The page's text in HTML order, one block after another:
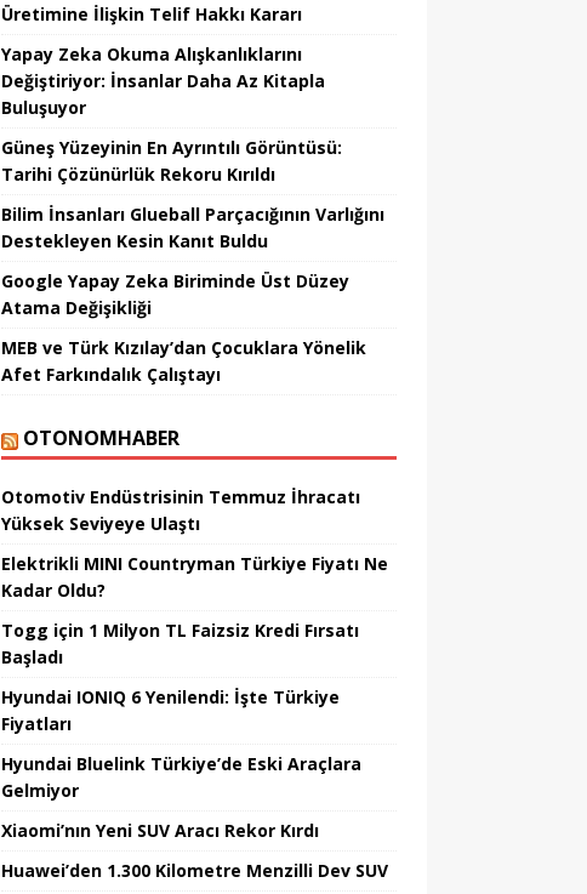
Üretimine İlişkin Telif Hakkı Kararı
Yapay Zeka Okuma Alışkanlıklarını
Değiştiriyor: İnsanlar Daha Az Kitapla
Buluşuyor
Güneş Yüzeyinin En Ayrıntılı Görüntüsü:
Tarihi Çözünürlük Rekoru Kırıldı
Bilim İnsanları Glueball Parçacığının Varlığını
Destekleyen Kesin Kanıt Buldu
Google Yapay Zeka Biriminde Üst Düzey
Atama Değişikliği
MEB ve Türk Kızılay’dan Çocuklara Yönelik
Afet Farkındalık Çalıştayı
OTONOMHABER
Otomotiv Endüstrisinin Temmuz İhracatı
Yüksek Seviyeye Ulaştı
Elektrikli MINI Countryman Türkiye Fiyatı Ne
Kadar Oldu?
Togg için 1 Milyon TL Faizsiz Kredi Fırsatı
Başladı
Hyundai IONIQ 6 Yenilendi: İşte Türkiye
Fiyatları
Hyundai Bluelink Türkiye’de Eski Araçlara
Gelmiyor
Xiaomi’nın Yeni SUV Aracı Rekor Kırdı
Huawei’den 1.300 Kilometre Menzilli Dev SUV